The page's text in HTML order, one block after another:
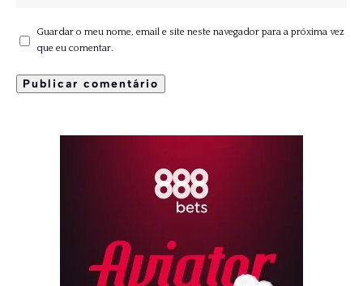
Guardar o meu nome, email e site neste navegador para a próxima vez
que eu comentar.